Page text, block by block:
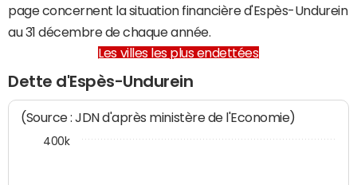
page concernent la situation financière d'Espès-Undurein
au 31 décembre de chaque année.
Les villes les plus endettées
Dette d'Espès-Undurein
(Source : JDN d'après ministère de l'Economie)
400k